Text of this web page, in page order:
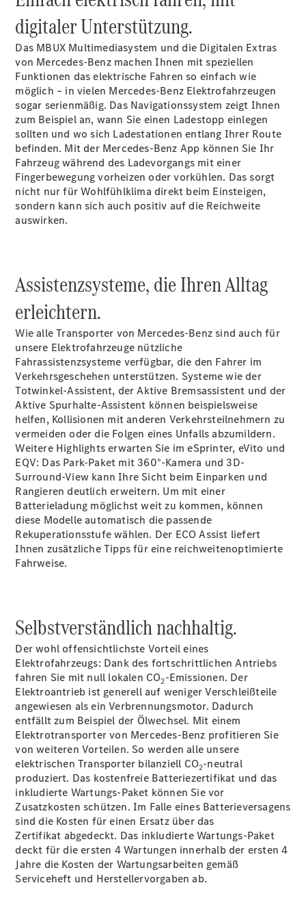
Konfigurator
Mercedes-
Benz Store
V-Klasse
V-Klasse
Konfigurator
Alle
eSprinter
eSprinter
Kastenwagen
Elektrisch
eSprinter
Fahrgestell
Elektrisch
Konfigurator
Mercedes-
Benz Store
eVito
eVito
Kastenwagen
Elektrisch
eVito
Tourer
Elektrisch
Konfigurator
Mercedes-
Benz Store
eCitan
eCitan
Kastenwagen
Elektrisch
digitaler Unterstützung.
Das MBUX Multimediasystem und die Digitalen Extras
von Mercedes-Benz machen Ihnen mit speziellen
Funktionen das elektrische Fahren so einfach wie
möglich – in vielen Mercedes-Benz Elektrofahrzeugen
sogar serienmäßig. Das Navigationssystem zeigt Ihnen
zum Beispiel an, wann Sie einen Ladestopp einlegen
sollten und wo sich Ladestationen entlang Ihrer Route
befinden. Mit der Mercedes-Benz App können Sie Ihr
Fahrzeug während des Ladevorgangs mit einer
Fingerbewegung vorheizen odervorkühlen. Das sorgt
nicht nur für Wohlfühlklima direkt beim Einsteigen,
sondern kann sich auch positiv auf die Reichweite
auswirken.
Assistenzsysteme, die Ihren Alltag
erleichtern.
Wie alle Transporter von Mercedes-Benz sind auch für
unsere Elektrofahrzeuge nützliche
Fahrassistenzsysteme verfügbar, die den Fahrer im
Verkehrsgeschehen unterstützen. Systeme wie der
Totwinkel-Assistent, der Aktive Bremsassistent und der
Aktive Spurhalte-Assistent können beispielsweise
helfen, Kollisionen mit anderen Verkehrsteilnehmern zu
vermeiden oder die Folgen eines Unfalls abzumildern.
Weitere Highlights erwarten Sie im eSprinter, eVito und
EQV: Das Park-Paket mit 360°-Kamera und 3D-
Surround-View kann Ihre Sicht beim Einparken und
Rangieren deutlich erweitern. Um mit einer
Batterieladung möglichst weit zu kommen, können
diese Modelle automatisch die passende
Rekuperationsstufe wählen. Der ECO Assist liefert
Ihnen zusätzliche Tipps für eine reichweitenoptimierte
Fahrweise.
Selbstverständlich nachhaltig.
Der wohl offensichtlichste Vorteil eines
Elektrofahrzeugs: Dank des fortschrittlichen Antriebs
fahren Sie mit null lokalen CO2-Emissionen. Der
Elektroantrieb ist generell auf weniger Verschleißteile
angewiesen als ein Verbrennungsmotor. Dadurch
entfällt zum Beispiel der Ölwechsel. Mit einem
Elektrotransporter von Mercedes-Benz profitieren Sie
von weiteren Vorteilen. So werden alle unsere
elektrischen Transporter bilanziell CO2-neutral
produziert. Das kostenfreie Batteriezertifikat und das
inkludierte Wartungs-Paket können Sie vor
Zusatzkosten schützen. Im Falle eines Batterieversagens
sind die Kosten für einen Ersatz über das
Zertifikat abgedeckt. Das inkludierte Wartungs-Paket
deckt für die ersten 4 Wartungen innerhalb der ersten 4
Jahre die Kosten der Wartungsarbeiten gemäß
Serviceheft und Herstellervorgaben ab.